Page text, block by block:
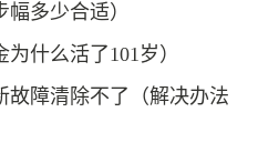
多少合适）
什么活了101岁）
故障清除不了（解决办法